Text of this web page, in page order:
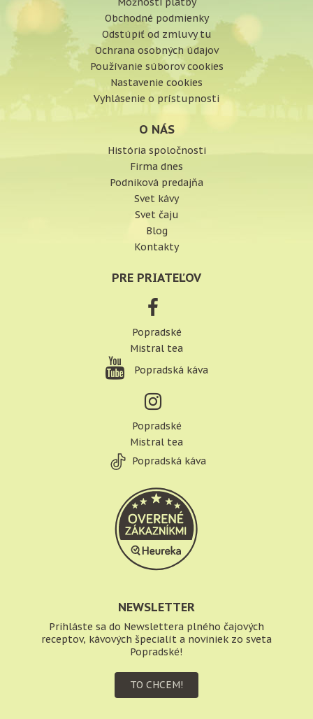
Obchodné podmienky
Odstúpiť od zmluvy tu
Ochrana osobných údajov
Používanie súborov cookies
Nastavenie cookies
Vyhlásenie o prístupnosti
O NÁS
História spoločnosti
Firma dnes
Podniková predajňa
Svet kávy
Svet čaju
Blog
Kontakty
PRE PRIATEĽOV
Popradské
Mistral tea
Popradská káva
Popradské
Mistral tea
Popradská káva
NEWSLETTER
Prihláste sa do Newslettera plného čajových
receptov, kávových špecialít a noviniek zo sveta
Popradské!
TO CHCEM!